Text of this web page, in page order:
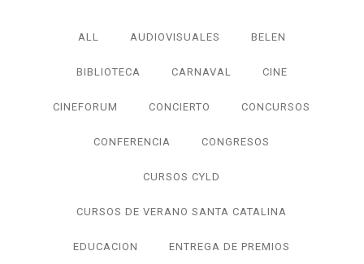
ALL AUDIOVISUALES BELEN
BIBLIOTECA CARNAVAL CINE
CINEFORUM CONCIERTO CONCURSOS
CONFERENCIA CONGRESOS
CURSOS CYLD
CURSOS DE VERANO SANTA CATALINA
EDUCACION ENTREGA DE PREMIOS